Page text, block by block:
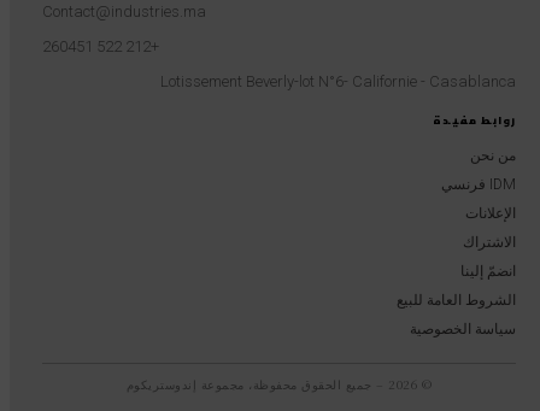
روابط مفيدة
من نحن
IDM فرنسي
الإعلانات
الاشتراك
انضمّ إلينا
الشروط العامة للبيع
سياسة الخصوصية
Contact@industries.ma
+212 522 260451
Lotissement Beverly-lot N°6- Californie - Casablanca
© 2026 – جميع الحقوق محفوظة، مجموعة إندوستريكوم